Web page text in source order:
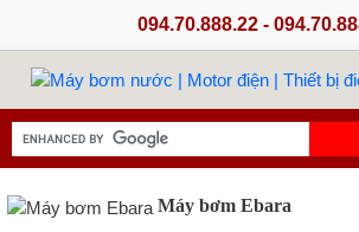
094.70.888.22 -
Máy bơm Ebara